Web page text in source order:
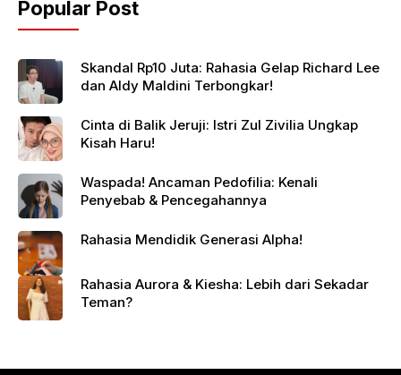
Popular Post
Skandal Rp10 Juta: Rahasia Gelap Richard Lee
dan Aldy Maldini Terbongkar!
Cinta di Balik Jeruji: Istri Zul Zivilia Ungkap
Kisah Haru!
Waspada! Ancaman Pedofilia: Kenali
Penyebab & Pencegahannya
Rahasia Mendidik Generasi Alpha!
Rahasia Aurora & Kiesha: Lebih dari Sekadar
Teman?